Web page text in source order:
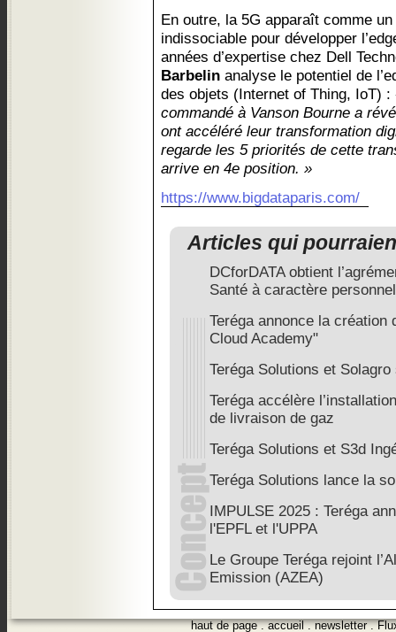
En outre, la 5G apparaît comme
indissociable pour développer
années d’expertise chez Dell
Barbelin analyse le potentiel de
des objets (Internet of Thing, IoT) :
commandé à Vanson Bourne a
ont accéléré leur transformation
regarde les 5 priorités de cette
arrive en 4e position. »
https://www.bigdataparis.com/
Articles qui
DCforDATA obtient
Santé à caractère personnel
Teréga annonce la création
Cloud Academy"
Teréga Solutions et Solagro
Teréga accélère
de livraison de gaz
Teréga Solutions et S3d
Teréga Solutions lance la
IMPULSE 2025 : Teréga
l'EPFL et l'UPPA
Le Groupe Teréga rejoint
Emission (AZEA)
haut de page.accueil.newsletter.